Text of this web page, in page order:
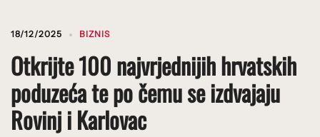
18/12/2025 BIZNIS
Otkrijte 100 najvrjednijih hrvatskih
poduzeća te po čemu se izdvajaju
Rovinj i Karlovac